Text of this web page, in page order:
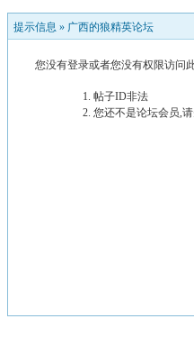
提示信息 » 广西的狼精英论坛
您没有登录或者您没有权限访问
帖子ID非法
您还不是论坛会员,